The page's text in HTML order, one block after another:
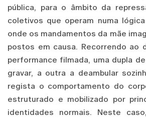
pública, para o âmbito da
coletivos que operam numa
onde os mandamentos da mãe
postos em causa. Recorrendo ao
performance filmada, uma dupla
gravar, a outra a deambular
regista o comportamento do
estruturado e mobilizado por
identidades normais. Neste